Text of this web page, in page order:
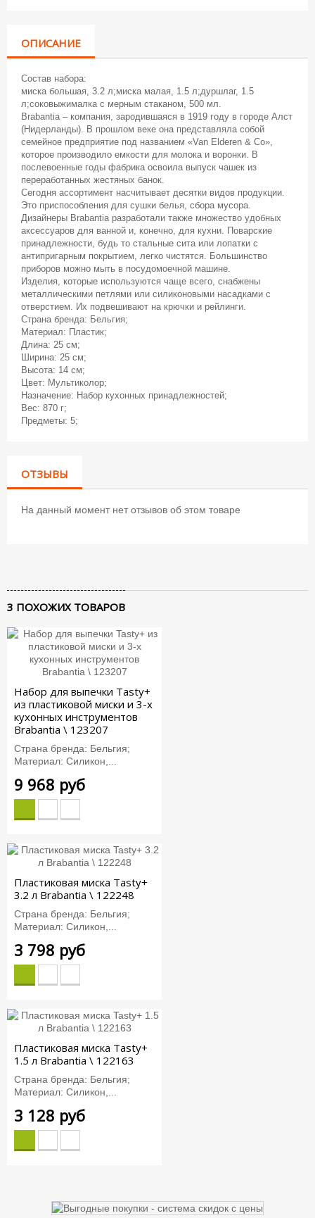
ОПИСАНИЕ
Состав набора:
миска большая, 3.2 л;миска малая, 1.5 л;дуршлаг, 1.5
л;соковыжималка с мерным стаканом, 500 мл.
Brabantia – компания, зародившаяся в 1919 году в городе Алст
(Нидерланды). В прошлом веке она представляла собой
семейное предприятие под названием «Van Elderen & Co»,
которое производило емкости для молока и воронки. В
послевоенные годы фабрика освоила выпуск чашек из
переработанных жестяных банок.
Сегодня ассортимент насчитывает десятки видов продукции.
Это приспособления для сушки белья, сбора мусора.
Дизайнеры Brabantia разработали также множество удобных
аксессуаров для ванной и, конечно, для кухни. Поварские
принадлежности, будь то стальные сита или лопатки с
антипригарным покрытием, легко чистятся. Большинство
приборов можно мыть в посудомоечной машине.
Изделия, которые используются чаще всего, снабжены
металлическими петлями или силиконовыми насадками с
отверстием. Их подвешивают на крючки и рейлинги.
Страна бренда: Бельгия;
Материал: Пластик;
Длина: 25 см;
Ширина: 25 см;
Высота: 14 см;
Цвет: Мультиколор;
Назначение: Набор кухонных принадлежностей;
Вес: 870 г;
Предметы: 5;
ОТЗЫВЫ
На данный момент нет отзывов об этом товаре
3 ПОХОЖИХ ТОВАРОВ
Набор для выпечки Tasty+
из пластиковой миски и 3-х
кухонных инструментов
Brabantia \ 123207
Страна бренда: Бельгия;
Материал: Силикон,...
9 968 руб
Пластиковая миска Tasty+
3.2 л Brabantia \ 122248
Страна бренда: Бельгия;
Материал: Силикон,...
3 798 руб
Пластиковая миска Tasty+
1.5 л Brabantia \ 122163
Страна бренда: Бельгия;
Материал: Силикон,...
3 128 руб